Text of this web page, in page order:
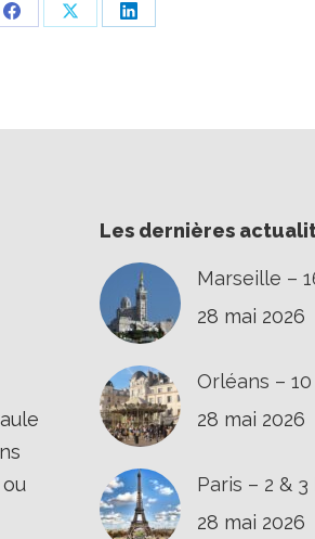
PartagerPartagerPartager
Les dernières
Marseille –
28 mai 2026
Orléans –
28 mai 2026
Paris – 2 &
28 mai 2026